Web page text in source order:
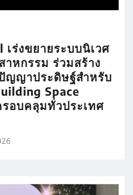
ร่งขยายระบบนิเวศ
หกรรม ร่วมสร้าง
ญญาประดิษฐ์สำหรับ
Space
อบคลุมทั่วประเทศ